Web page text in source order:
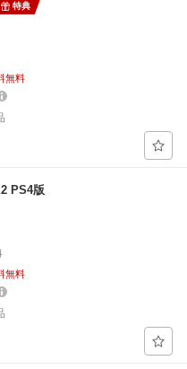
特典
無料
PS4版
無料